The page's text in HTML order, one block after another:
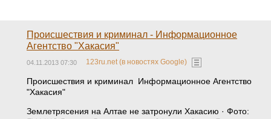
Происшествия и криминал - Информационное
Агентство "Хакасия"
04.11.2013 07:30 123ru.net (в новостях Google)
Происшествия и криминал Информационное Агентство
"Хакасия"
Землетрясения на Алтае не затронули Хакасию · Фото: